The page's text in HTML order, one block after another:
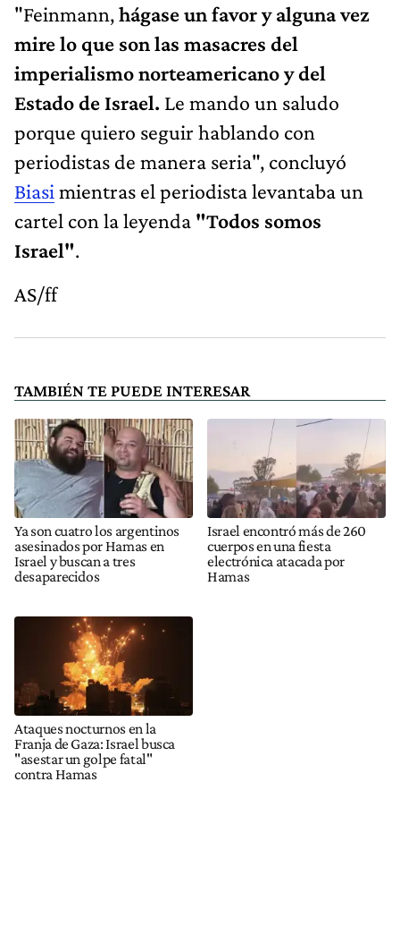
"Feinmann,hágase un favor y alguna vez
mire lo que son las masacres del
imperialismo norteamericano y del
Estado de Israel. Le mando un saludo
porque quiero seguir hablando con
periodistas de manera seria", concluyó
Biasi mientras el periodista levantaba un
cartel con la leyenda "Todos somos
Israel".
AS/ff
TAMBIÉN TE PUEDE INTERESAR
Ya son cuatro los argentinos
asesinados por Hamas en
Israel y buscan a tres
desaparecidos
Israel encontró más de 260
cuerpos en una fiesta
electrónica atacada por
Hamas
Ataques nocturnos en la
Franja de Gaza: Israel busca
"asestar un golpe fatal"
contra Hamas